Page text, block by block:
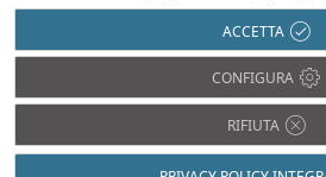
Infobuild è testata registrata presso il
dell’8/3/2013 - ISSN
© 2000-2026 Infoweb srl - P.IVA
riservati |
ACCETTA
CONFIGURA
RIFIUTA